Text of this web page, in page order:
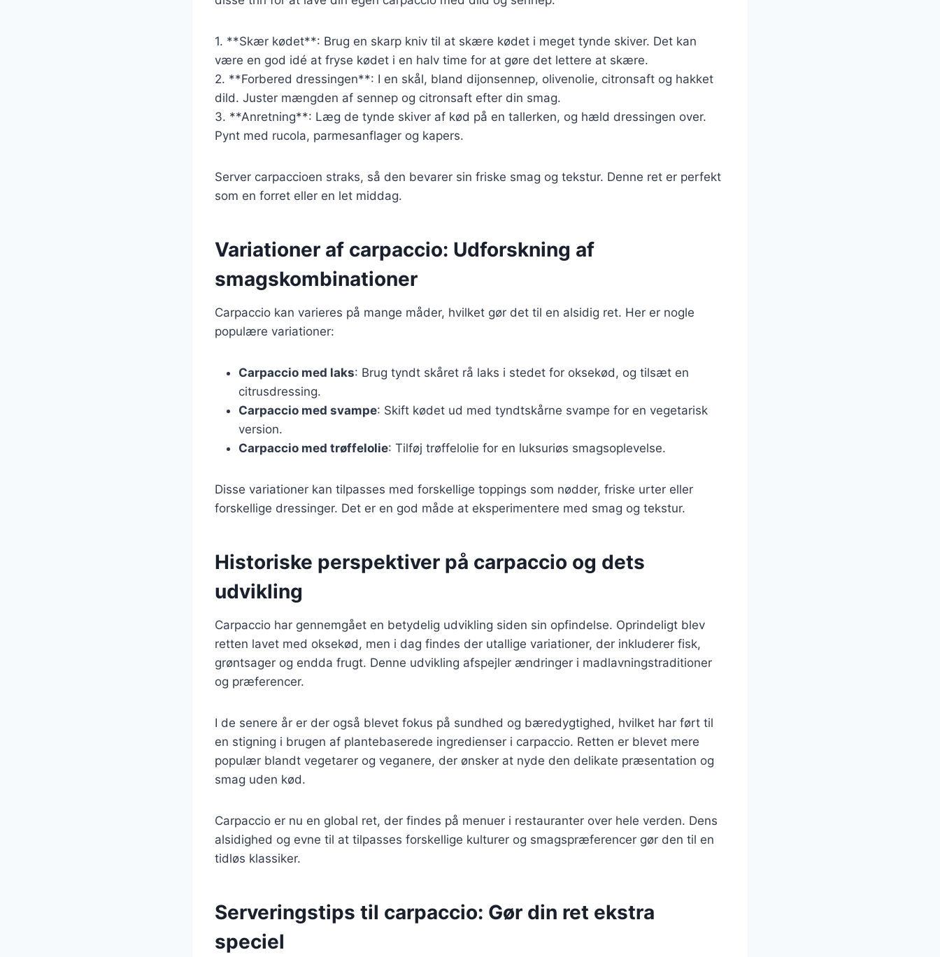
1. **Skær kødet**: Brug en skarp kniv til at skære kødet i meget tynde skiver. Det kan
være en god idé at fryse kødet i en halv time for at gøre det lettere at skære.
2. **Forbered dressingen**: I en skål, bland dijonsennep, olivenolie, citronsaft og hakket
dild. Juster mængden af sennep og citronsaft efter din smag.
3. **Anretning**: Læg de tynde skiver af kød på en tallerken, og hæld dressingen over.
Pynt med rucola, parmesanflager og kapers.
Server carpaccioen straks, så den bevarer sin friske smag og tekstur. Denne ret er perfekt
som en forret eller en let middag.
Variationer af carpaccio: Udforskning af
smagskombinationer
Carpaccio kan varieres på mange måder, hvilket gør det til en alsidig ret. Her er nogle
populære variationer:
Carpaccio med laks: Brug tyndt skåret rå laks i stedet for oksekød, og tilsæt en
citrusdressing.
Carpaccio med svampe: Skift kødet ud med tyndtskårne svampe for en vegetarisk
version.
Carpaccio med trøffelolie: Tilføj trøffelolie for en luksuriøs smagsoplevelse.
Disse variationer kan tilpasses med forskellige toppings som nødder, friske urter eller
forskellige dressinger. Det er en god måde at eksperimentere med smag og tekstur.
Historiske perspektiver på carpaccio og dets
udvikling
Carpaccio har gennemgået en betydelig udvikling siden sin opfindelse. Oprindeligt blev
retten lavet med oksekød, men i dag findes der utallige variationer, der inkluderer fisk,
grøntsager og endda frugt. Denne udvikling afspejler ændringer i madlavningstraditioner
og præferencer.
I de senere år er der også blevet fokus på sundhed og bæredygtighed, hvilket har ført til
en stigning i brugen af plantebaserede ingredienser i carpaccio. Retten er blevet mere
populær blandt vegetarer og veganere, der ønsker at nyde den delikate præsentation og
smag uden kød.
Carpaccio er nu en global ret, der findes på menuer i restauranter over hele verden. Dens
alsidighed og evne til at tilpasses forskellige kulturer og smagspræferencer gør den til en
tidløs klassiker.
Serveringstips til carpaccio: Gør din ret ekstra
speciel